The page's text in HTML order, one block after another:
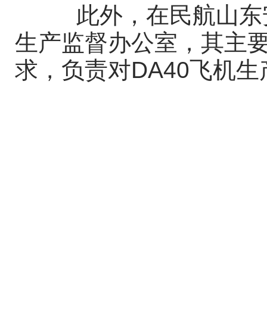
此外，在民航山东
生产监督办公室，其主
求，负责对DA40飞机